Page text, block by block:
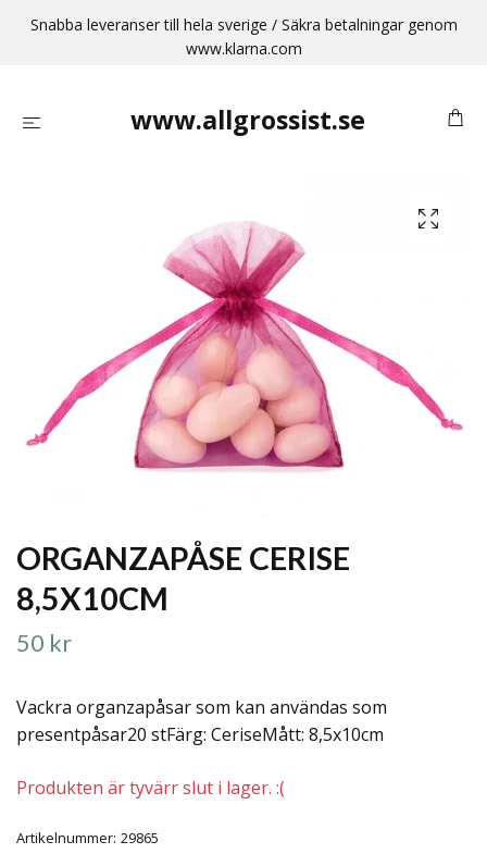
Snabba leveranser till hela sverige / Säkra betalningar genom
www.klarna.com
www.allgrossist.se
ORGANZAPÅSE CERISE
8,5X10CM
50 kr
Vackra organzapåsar som kan användas som
presentpåsar20 stFärg: CeriseMått: 8,5x10cm
Produkten är tyvärr slut i lager. :(
Artikelnummer: 29865